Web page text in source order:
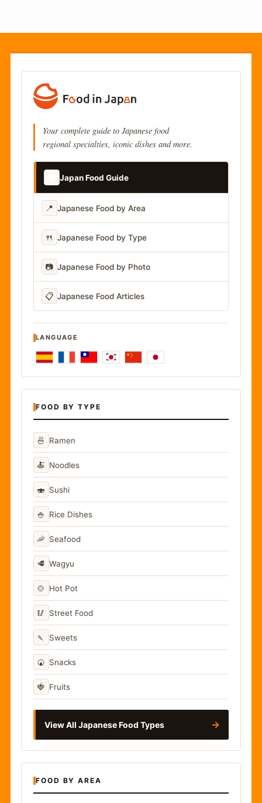
Your complete guide to Japanese food
regional specialties, iconic dishes and more.
Japan Food Guide
📍 Japanese Food by Area
🍴 Japanese Food by Type
📷 Japanese Food by Photo
📋 Japanese Food Articles
LANGUAGE
FOOD BY TYPE
🍜 Ramen
🍝 Noodles
🍣 Sushi
🍚 Rice Dishes
🦐 Seafood
🥩 Wagyu
🍲 Hot Pot
🥢 Street Food
🍡 Sweets
🍘 Snacks
🍓 Fruits
View All Japanese Food Types →
FOOD BY AREA